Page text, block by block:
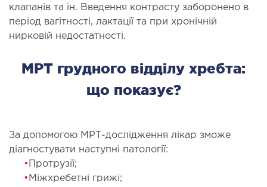
урологія
косметологія
епіляція
косметологія
клапанів та ін. Введення контрасту заборонено в
період вагітності, лактації та при хронічній
нирковій недостатності.
МРТ грудного відділу хребта:
що показує?
За допомогою МРТ-дослідження лікар зможе
діагностувати наступні патології:
•
Протрузії;
• Міжхребетні грижі;